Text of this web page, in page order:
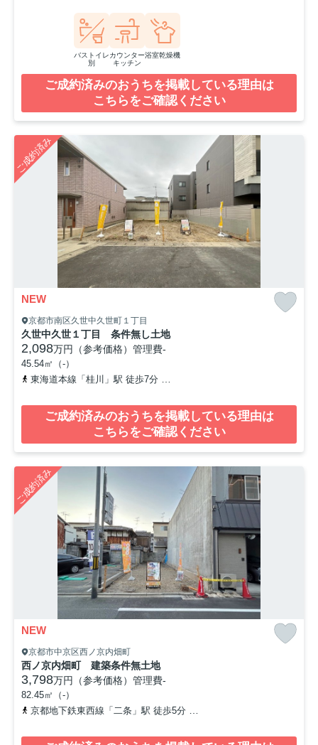
バストイレ
別
カウンター
キッチン
浴室乾燥機
ご成約済みのおうちを掲載している理由は
こちらをご確認ください
ご成約済み
NEW
京都市南区久世中久世町１丁目
久世中久世１丁目 条件無し土地
2,098万円（参考価格） 管理費-
45.54㎡（-）
東海道本線「桂川」駅 徒歩7分
ご成約済みのおうちを掲載している理由は
こちらをご確認ください
ご成約済み
NEW
京都市中京区西ノ京内畑町
西ノ京内畑町 建築条件無土地
3,798万円（参考価格） 管理費-
82.45㎡（-）
京都地下鉄東西線「二条」駅 徒歩5分